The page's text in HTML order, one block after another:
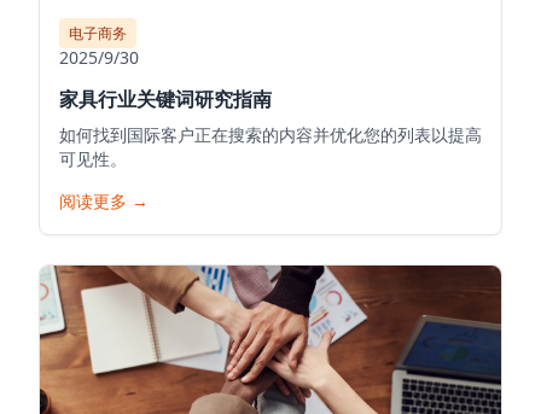
电子商务
2025/9/30
家具行业关键词研究指南
如何找到国际客户正在搜索的内容并优化您的列表以提高
可见性。
阅读更多 →